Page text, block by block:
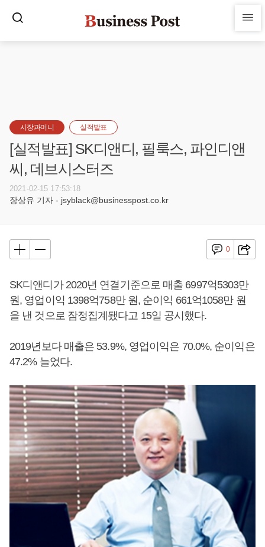
시장과머니 실적발표
[실적발표] SK디앤디, 필룩스, 파인디앤
씨, 데브시스터즈
2021-02-15 17:53:18
장상유 기자 - jsyblack@businesspost.co.kr
0
SK디앤디가 2020년 연결기준으로 매출 6997억5303만
원, 영업이익 1398억758만 원, 순이익 661억1058만 원
을 낸 것으로 잠정집계됐다고 15일 공시했다.
2019년보다 매출은 53.9%, 영업이익은 70.0%, 순이익은
47.2% 늘었다.